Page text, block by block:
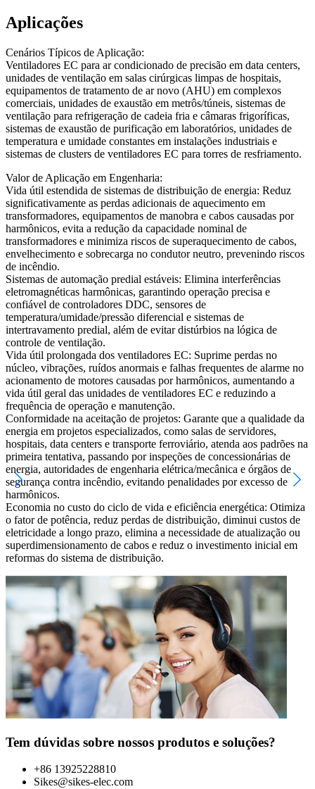
Aplicações
Cenários Típicos de Aplicação:
Ventiladores EC para ar condicionado de precisão em data centers,
unidades de ventilação em salas cirúrgicas limpas de hospitais,
equipamentos de tratamento de ar novo (AHU) em complexos
comerciais, unidades de exaustão em metrôs/túneis, sistemas de
ventilação para refrigeração de cadeia fria e câmaras frigoríficas,
sistemas de exaustão de purificação em laboratórios, unidades de
temperatura e umidade constantes em instalações industriais e
sistemas de clusters de ventiladores EC para torres de resfriamento.
Valor de Aplicação em Engenharia:
Vida útil estendida de sistemas de distribuição de energia: Reduz
significativamente as perdas adicionais de aquecimento em
transformadores, equipamentos de manobra e cabos causadas por
harmônicos, evita a redução da capacidade nominal de
transformadores e minimiza riscos de superaquecimento de cabos,
envelhecimento e sobrecarga no condutor neutro, prevenindo riscos
de incêndio.
Sistemas de automação predial estáveis: Elimina interferências
eletromagnéticas harmônicas, garantindo operação precisa e
confiável de controladores DDC, sensores de
temperatura/umidade/pressão diferencial e sistemas de
intertravamento predial, além de evitar distúrbios na lógica de
controle de ventilação.
Vida útil prolongada dos ventiladores EC: Suprime perdas no
núcleo, vibrações, ruídos anormais e falhas frequentes de alarme no
acionamento de motores causadas por harmônicos, aumentando a
vida útil geral das unidades de ventiladores EC e reduzindo a
frequência de operação e manutenção.
Conformidade na aceitação de projetos: Garante que a qualidade da
energia em projetos especializados, como salas de servidores,
hospitais, data centers e transporte ferroviário, atenda aos padrões na
primeira tentativa, passando por inspeções de concessionárias de
energia, autoridades de engenharia elétrica/mecânica e órgãos de
segurança contra incêndio, evitando penalidades por excesso de
harmônicos.
Economia no custo do ciclo de vida e eficiência energética: Otimiza
o fator de potência, reduz perdas de distribuição, diminui custos de
eletricidade a longo prazo, elimina a necessidade de atualização ou
superdimensionamento de cabos e reduz o investimento inicial em
reformas do sistema de distribuição.
Tem dúvidas sobre nossos produtos e soluções?
+86 13925228810
Sikes@sikes-elec.com